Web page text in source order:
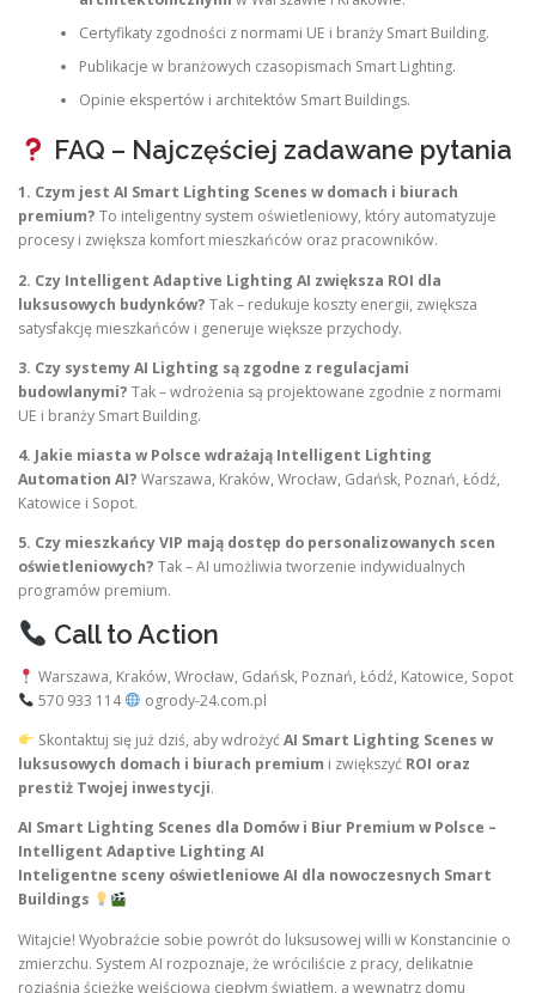
Certyfikaty zgodności z normami UE i branży Smart Building.
Publikacje w branżowych czasopismach Smart Lighting.
Opinie ekspertów i architektów Smart Buildings.
FAQ – Najczęściej zadawane pytania
1. Czym jest AI Smart Lighting Scenes w domach i biurach
premium? To inteligentny system oświetleniowy, który automatyzuje
procesy i zwiększa komfort mieszkańców oraz pracowników.
2. Czy Intelligent Adaptive Lighting AI zwiększa ROI dla
luksusowych budynków? Tak – redukuje koszty energii, zwiększa
satysfakcję mieszkańców i generuje większe przychody.
3. Czy systemy AI Lighting są zgodne z regulacjami
budowlanymi? Tak – wdrożenia są projektowane zgodnie z normami
UE i branży Smart Building.
4. Jakie miasta w Polsce wdrażają Intelligent Lighting
Automation AI? Warszawa, Kraków, Wrocław, Gdańsk, Poznań, Łódź,
Katowice i Sopot.
5. Czy mieszkańcy VIP mają dostęp do personalizowanych scen
oświetleniowych? Tak – AI umożliwia tworzenie indywidualnych
programów premium.
Call to Action
Warszawa, Kraków, Wrocław, Gdańsk, Poznań, Łódź, Katowice, Sopot
570 933 114
ogrody-24.com.pl
Skontaktuj się już dziś, aby wdrożyćAI Smart Lighting Scenes w
luksusowych domach i biurach premium i zwiększyć ROI oraz
prestiż Twojej inwestycji.
AI Smart Lighting Scenes dla Domów i Biur Premium w Polsce –
Intelligent Adaptive Lighting AI
Inteligentne sceny oświetleniowe AI dla nowoczesnych Smart
Buildings
Witajcie! Wyobraźcie sobie powrót do luksusowej willi w Konstancinie o
zmierzchu. System AI rozpoznaje, że wróciliście z pracy, delikatnie
rozjaśnia ścieżkę wejściową ciepłym światłem, a wewnątrz domu